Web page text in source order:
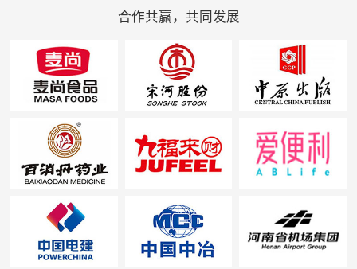
合作共赢，共同发展